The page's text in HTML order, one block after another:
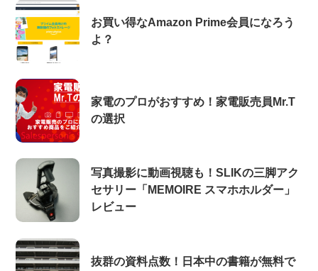
お買い得なAmazon Prime会員になろう
よ？
家電のプロがおすすめ！家電販売員Mr.T
の選択
写真撮影に動画視聴も！SLIKの三脚アク
セサリー「MEMOIRE スマホホルダー」
レビュー
抜群の資料点数！日本中の書籍が無料で